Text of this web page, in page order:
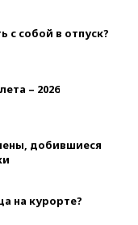
с собой в отпуск?
– 2026
добившиеся
на курорте?